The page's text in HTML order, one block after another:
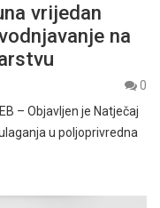
vrijedan
na
0
– Objavljen je Natječaj
u poljoprivredna